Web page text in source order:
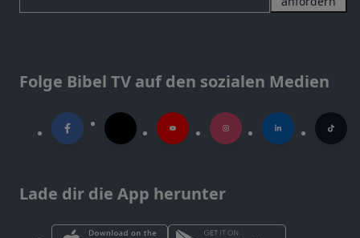
Folge Bibel TV auf den sozialen Medien
Lade dir die App herunter